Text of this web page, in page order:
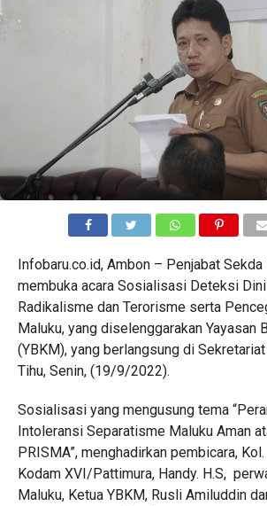
Infobaru.co.id, Ambon – Penjabat
membuka acara Sosialisasi Deteksi
Radikalisme dan Terorisme serta
Maluku, yang diselenggarakan Yayasan
(YBKM), yang berlangsung di
Tihu, Senin, (19/9/2022).
Sosialisasi yang mengusung tema
Intoleransi Separatisme Maluku Aman
PRISMA”, menghadirkan pembicara,
Kodam XVI/Pattimura, Handy. H.S,
Maluku, Ketua YBKM, Rusli Amiluddin